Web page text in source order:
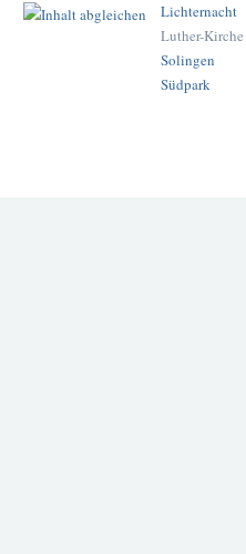
Lichternacht
Luther-Kirche
Solingen
Südpark